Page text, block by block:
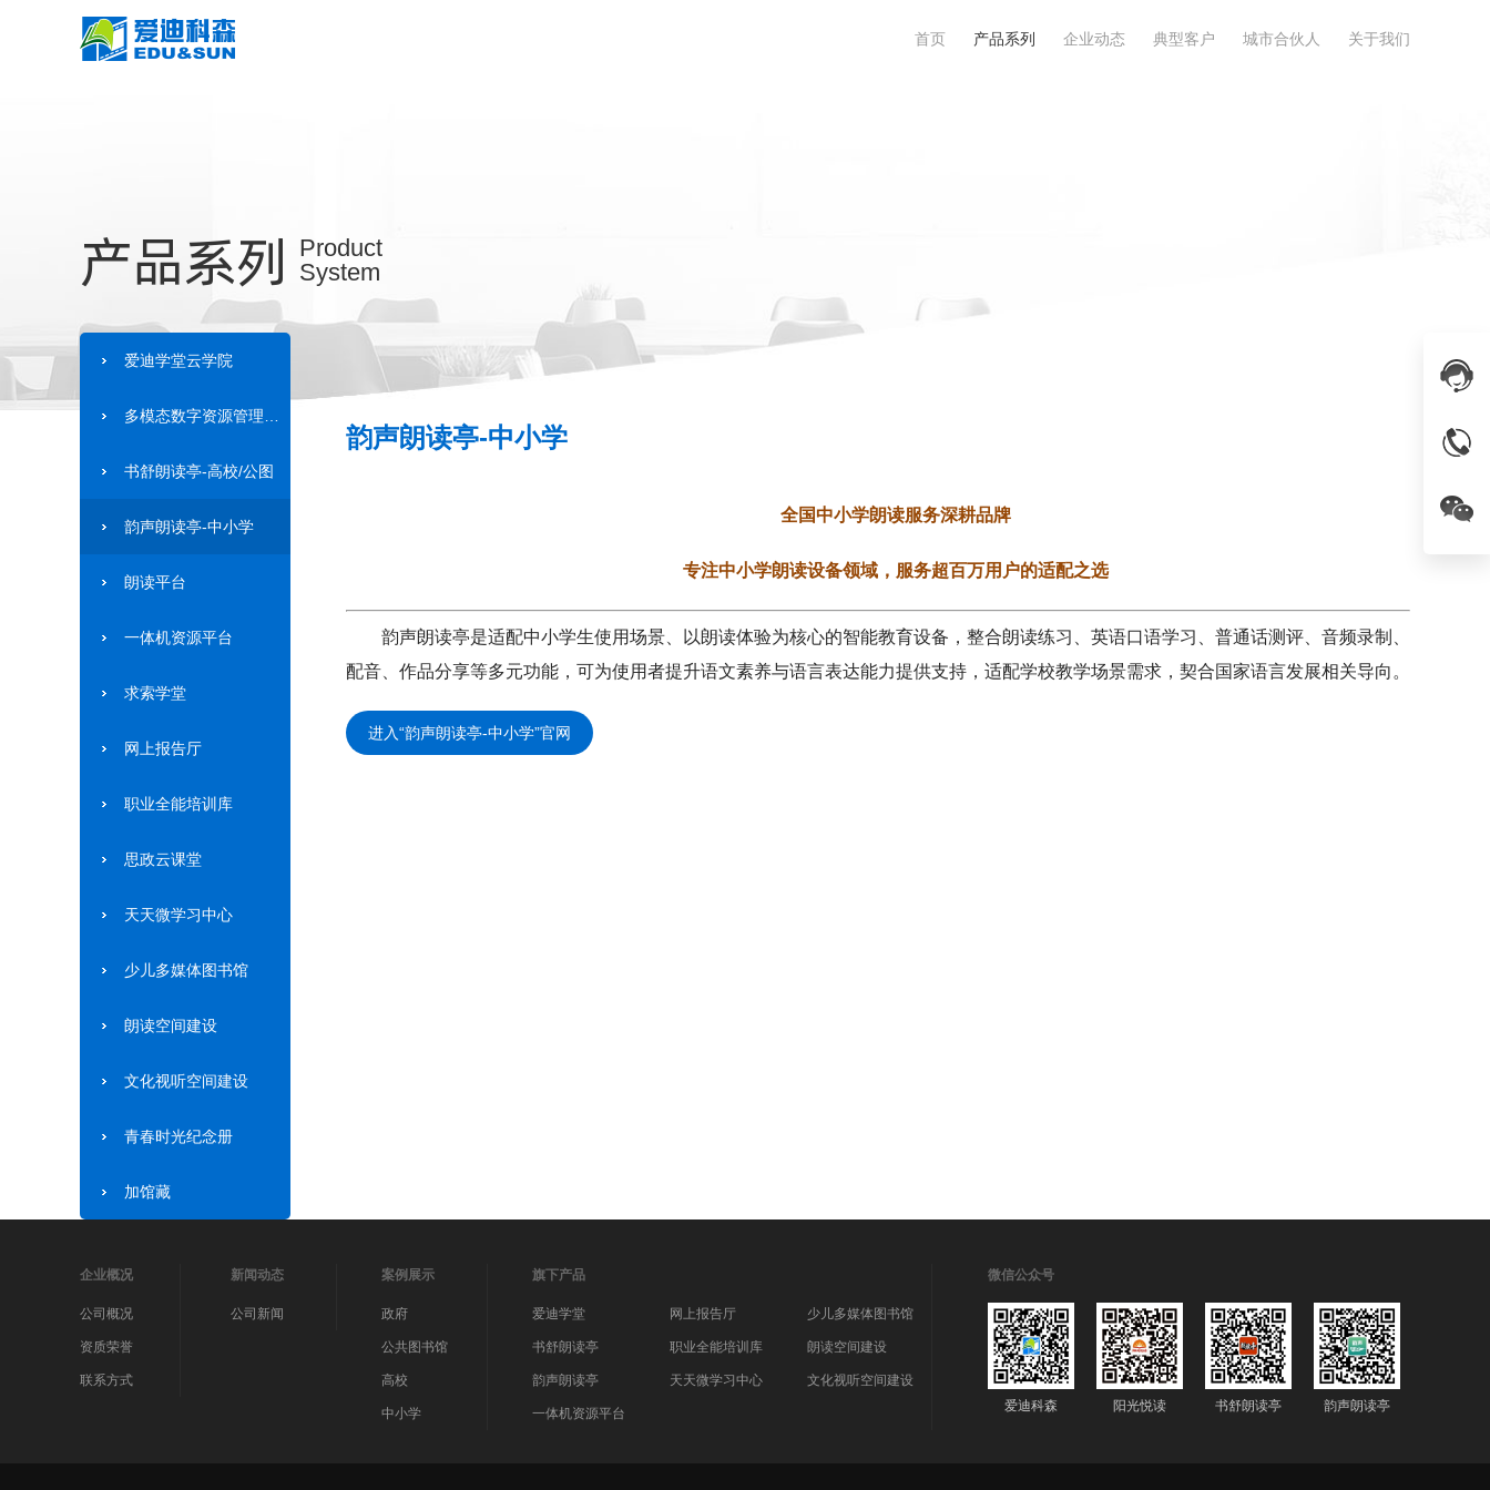
首页 产品系列 企业动态 典型客户 城市合伙人 关于我们
产品系列
Product
System
爱迪学堂云学院
多模态数字资源管理系统
书舒朗读亭-高校/公图
韵声朗读亭-中小学
朗读平台
一体机资源平台
求索学堂
网上报告厅
职业全能培训库
思政云课堂
天天微学习中心
少儿多媒体图书馆
朗读空间建设
文化视听空间建设
​青春时光纪念册
加馆藏
韵声朗读亭-中小学
全国中小学朗读服务深耕品牌
专注中小学朗读设备领域，服务超百万用户的适配之选
韵声朗读亭是适配中小学生使用场景、以朗读体验为核心的智能教育设备，整合朗读练习、英语口语学习、普通话测评、音频录制、
配音、作品分享等多元功能，可为使用者提升语文素养与语言表达能力提供支持，适配学校教学场景需求，契合国家语言发展相关导向。
进入“韵声朗读亭-中小学”官网
企业概况
公司概况
资质荣誉
联系方式
新闻动态
公司新闻
案例展示
政府
公共图书馆
高校
中小学
旗下产品
爱迪学堂
书舒朗读亭
韵声朗读亭
一体机资源平台
网上报告厅
职业全能培训库
天天微学习中心
少儿多媒体图书馆
朗读空间建设
文化视听空间建设
微信公众号
爱迪科森 阳光悦读 书舒朗读亭 韵声朗读亭